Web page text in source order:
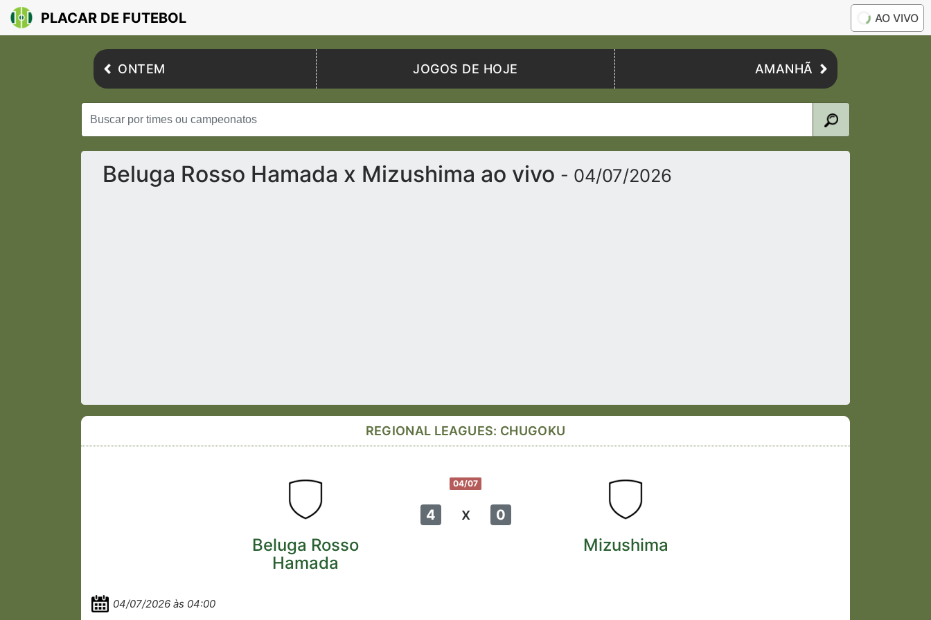
PLACAR DE FUTEBOL AO VIVO
ONTEM JOGOS DE HOJE AMANHÃ
Beluga Rosso Hamada x Mizushima ao vivo - 04/07/2026
REGIONAL LEAGUES: CHUGOKU
04/07
4 x 0
Beluga Rosso
Hamada
Mizushima
04/07/2026 às 04:00